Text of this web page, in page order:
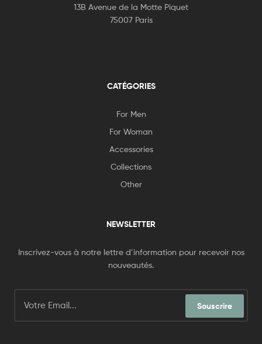
13B Avenue de la Motte Piquet
75007 Paris
CATÉGORIES
For Men
For Woman
Accessories
Collections
Other
NEWSLETTER
Inscrivez-vous à notre lettre d’information pour recevoir nos
nouveautés.
Souscrire